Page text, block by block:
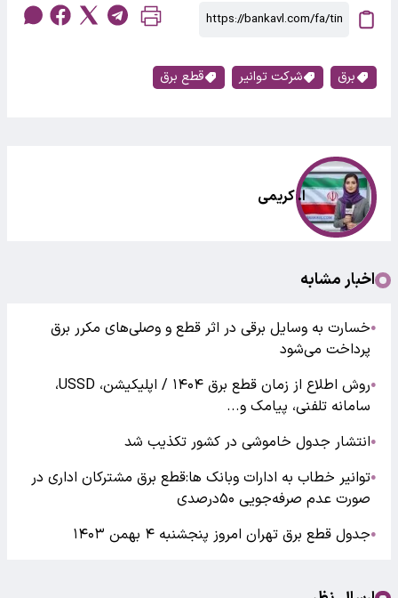
برق شرکت توانیر قطع برق
ا. کریمی
اخبار مشابه
●خسارت به وسایل برقی در اثر قطع و وصلی‌های مکرر برق
پرداخت می‌شود
●
روش‌ اطلاع از زمان قطع برق ۱۴۰۴ / اپلیکیشن، USSD،
سامانه تلفنی، پیامک و...
●انتشار جدول خاموشی‌ در کشور تکذیب شد
●توانیر خطاب به ادارات وبانک ها:قطع برق مشترکان اداری در
صورت عدم صرفه‌جویی ۵۰درصدی
●جدول قطع برق تهران امروز پنجشنبه ۴ بهمن ۱۴۰۳